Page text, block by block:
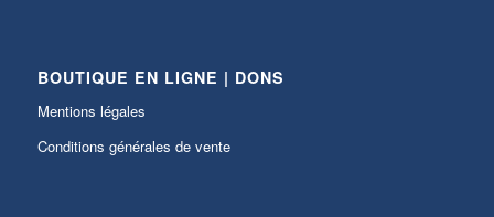
BOUTIQUE EN LIGNE | DONS
Mentions légales
Conditions générales de vente